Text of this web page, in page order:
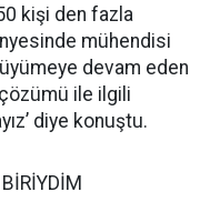
kişi den fazla
mühendisi
devam eden
çözümü ile ilgili
diye konuştu.